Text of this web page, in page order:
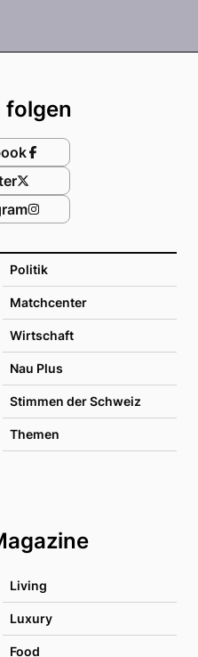
Politik
Matchcenter
Wirtschaft
Nau Plus
Stimmen der Schweiz
Themen
Living
Luxury
Food
folgen